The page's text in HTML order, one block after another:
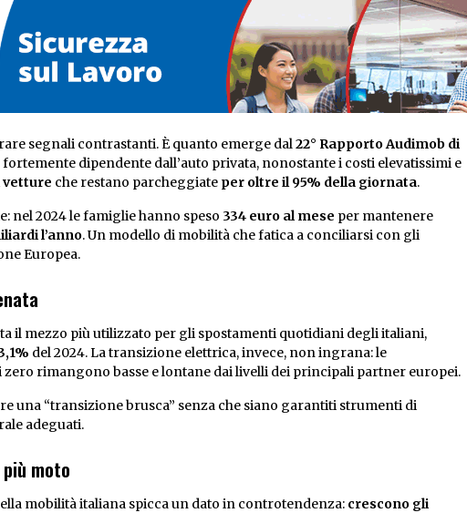
segnali contrastanti. È quanto emerge dal 22° Rapporto Audimob di
dipendente dall’auto privata, nonostante i costi elevatissimi e
vetture che restano parcheggiate per oltre il 95% della giornata.
nel 2024 le famiglie hanno speso 334 euro al mese per mantenere
l’anno. Un modello di mobilità che fatica a conciliarsi con gli
Europea.
il mezzo più utilizzato per gli spostamenti quotidiani degli italiani,
del 2024. La transizione elettrica, invece, non ingrana: le
rimangono basse e lontane dai livelli dei principali partner europei.
una “transizione brusca” senza che siano garantiti strumenti di
adeguati.
moto
mobilità italiana spicca un dato in controtendenza: crescono gli